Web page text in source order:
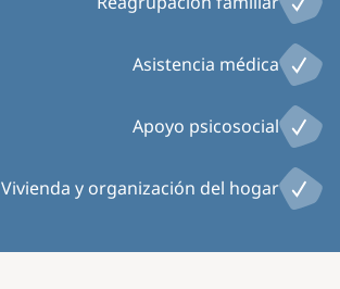
Asistencia médica
Apoyo psicosocial
Vivienda y organización del hogar